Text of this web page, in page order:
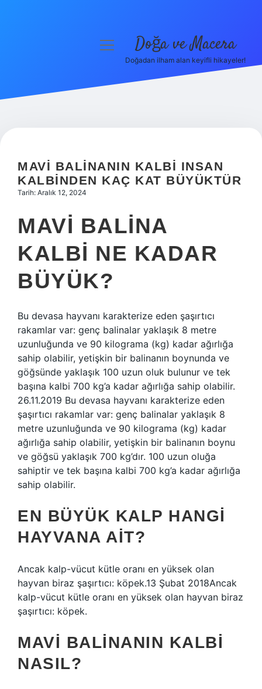
Hakkımızda
menüyü Doğa ve Macera
Doğadan ilham alan keyifli hikayeler!
MAVI BALINANIN KALBI INSAN
KALBINDEN KAÇ KAT BÜYÜKTÜR
Tarih: Aralık 12, 2024
MAVI BALINA
KALBI NE KADAR
BÜYÜK?
Bu devasa hayvanı karakterize eden şaşırtıcı
rakamlar var: genç balinalar yaklaşık 8 metre
uzunluğunda ve 90 kilograma (kg) kadar ağırlığa
sahip olabilir, yetişkin bir balinanın boynunda ve
göğsünde yaklaşık 100 uzun oluk bulunur ve tek
başına kalbi 700 kg’a kadar ağırlığa sahip olabilir.
26.11.2019 Bu devasa hayvanı karakterize eden
şaşırtıcı rakamlar var: genç balinalar yaklaşık 8
metre uzunluğunda ve 90 kilograma (kg) kadar
ağırlığa sahip olabilir, yetişkin bir balinanın boynu
ve göğsü yaklaşık 700 kg’dır. 100 uzun oluğa
sahiptir ve tek başına kalbi 700 kg’a kadar ağırlığa
sahip olabilir.
EN BÜYÜK KALP HANGI
HAYVANA AIT?
Ancak kalp-vücut kütle oranı en yüksek olan
hayvan biraz şaşırtıcı: köpek.13 Şubat 2018Ancak
kalp-vücut kütle oranı en yüksek olan hayvan biraz
şaşırtıcı: köpek.
MAVI BALINANIN KALBI
NASIL?